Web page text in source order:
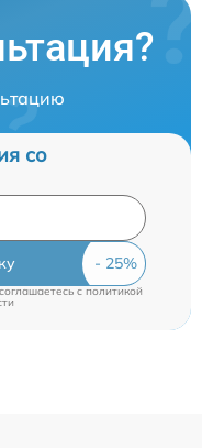
со
c политикой